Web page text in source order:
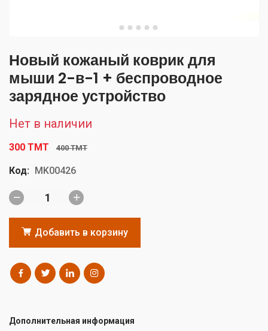
Новый кожаный коврик для
мыши 2-в-1 + беспроводное
зарядное устройство
Нет в наличии
300 TMT 400 TMT
Код: MK00426
Добавить в корзину
Дополнительная информация